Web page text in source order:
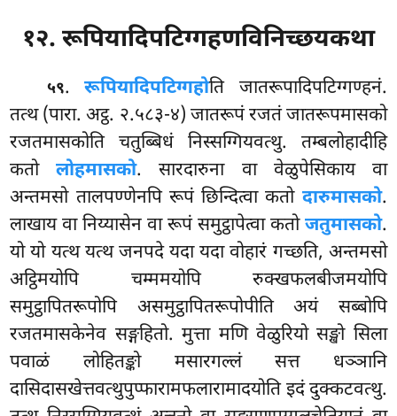
१२. रूपियादिपटिग्गहणविनिच्छयकथा
५९.रूपियादिपटिग्गहोति जातरूपादिपटिग्गण्हनं.
तत्थ (पारा. अट्ठ. २.५८३-४) जातरूपं रजतं जातरूपमासको
रजतमासकोति चतुब्बिधं निस्सग्गियवत्थु. तम्बलोहादीहि
कतोलोहमासको. सारदारुना वा वेळुपेसिकाय वा
अन्तमसो तालपण्णेनपि रूपं छिन्दित्वा कतो दारुमासको.
लाखाय वा निय्यासेन वा रूपं समुट्ठापेत्वा कतोजतुमासको.
यो यो यत्थ यत्थ जनपदे यदा यदा वोहारं गच्छति, अन्तमसो
अट्ठिमयोपि चम्ममयोपि रुक्खफलबीजमयोपि
समुट्ठापितरूपोपि असमुट्ठापितरूपोपीति अयं सब्बोपि
रजतमासकेनेव सङ्गहितो. मुत्ता मणि वेळुरियो सङ्खो सिला
पवाळं लोहितङ्को मसारगल्लं सत्त धञ्ञानि
दासिदासखेत्तवत्थुपुप्फारामफलारामादयोति इदं दुक्कटवत्थु.